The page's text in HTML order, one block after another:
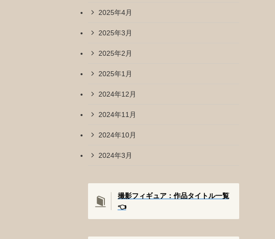
2025年4月
2025年3月
2025年2月
2025年1月
2024年12月
2024年11月
2024年10月
2024年3月
撮影フィギュア：作品タイトル一覧
👈️